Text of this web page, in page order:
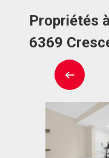
Propriétés
6369